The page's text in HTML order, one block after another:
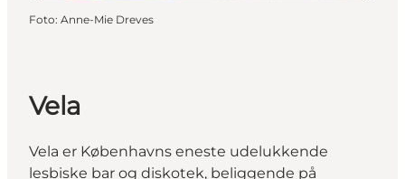
Foto: Anne-Mie Dreves
Vela
Vela er Københavns eneste udelukkende
lesbiske bar og diskotek, beliggende på